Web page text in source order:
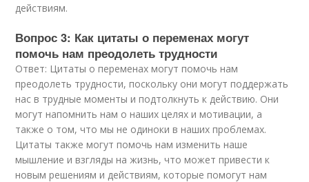
действиям.
Вопрос 3: Как цитаты о переменах могут
помочь нам преодолеть трудности
Ответ: Цитаты о переменах могут помочь нам
преодолеть трудности, поскольку они могут поддержать
нас в трудные моменты и подтолкнуть к действию. Они
могут напомнить нам о наших целях и мотивации, а
также о том, что мы не одиноки в наших проблемах.
Цитаты также могут помочь нам изменить наше
мышление и взгляды на жизнь, что может привести к
новым решениям и действиям, которые помогут нам